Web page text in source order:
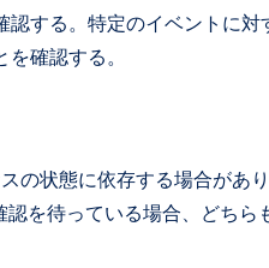
する。特定のイベントに
確認する。
の状態に依存する場合が
を待っている場合、どちら